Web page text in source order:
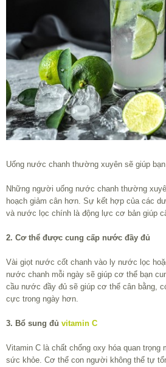
Uống nước chanh thường xuyên sẽ giúp
Những người uống nước chanh thường
hoạch giảm cân hơn. Sự kết hợp của các
và nước lọc chính là động lực cơ bản giúp
2. Cơ thể được cung cấp nước đầy đủ
Vài giọt nước cốt chanh vào ly nước lọc
nước chanh mỗi ngày sẽ giúp cơ thể bạn
cầu nước đầy đủ sẽ giúp cơ thể cân bằng,
cực trong ngày hơn.
3. Bổ sung đủ vitamin C
Vitamin C là chất chống oxy hóa quan trọng
sức khỏe. Cơ thể con người không thể tự